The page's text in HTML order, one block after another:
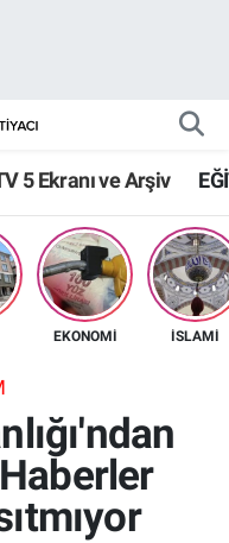
5 Ekranı ve Arşiv
EKONOMİ İSLAMİ